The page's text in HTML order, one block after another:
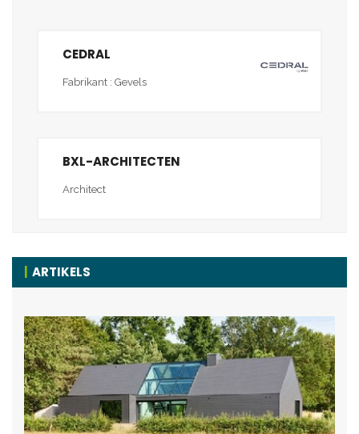
CEDRAL
Fabrikant : Gevels
BXL-ARCHITECTEN
Architect
ARTIKELS